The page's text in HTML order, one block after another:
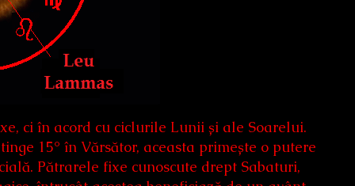
ci în acord cu ciclurile Lunii și ale Soarelui.
15° în Vărsător, aceasta primește o putere
Pătrarele fixe cunoscute drept Sabaturi,